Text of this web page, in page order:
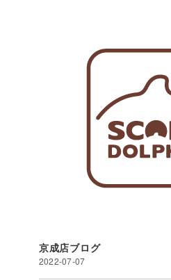
京成店ブログ
2022-07-07